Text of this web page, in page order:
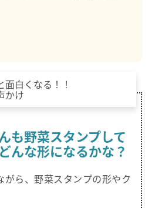
白くなる！！
かけ
も野菜スタンプして
んな形になるかな？
がら、野菜スタンプの形やク